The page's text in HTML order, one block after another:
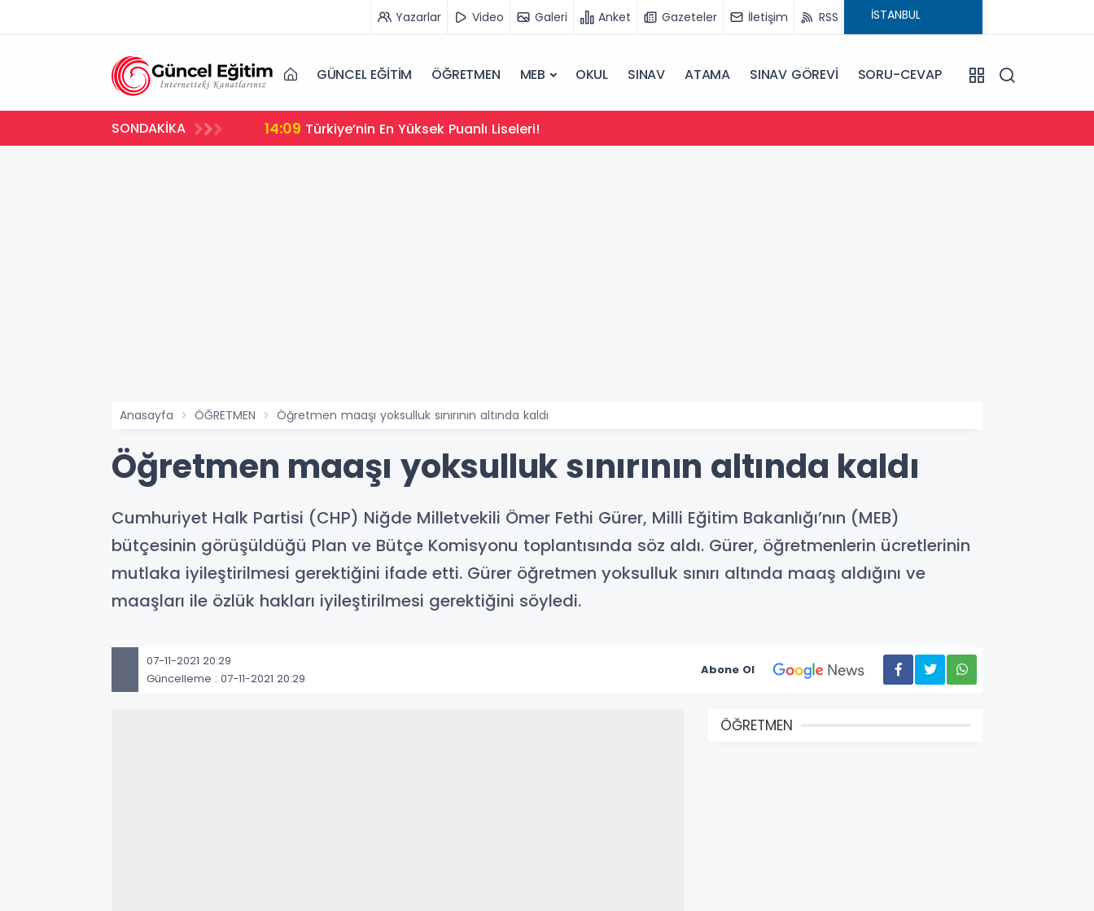
Yazarlar Video Galeri Anket Gazeteler İletişim RSS
GÜNCEL EĞİTİM ÖĞRETMEN MEB OKUL SINAV ATAMA SINAV GÖREVİ SORU-CEVAP
SONDAKİKA
Nakil Süreci Başladı 14:09 Türkiye’nin En Yüksek Puanlı Liseleri!
Anasayfa ÖĞRETMEN Öğretmen maaşı yoksulluk sınırının altında kaldı
Öğretmen maaşı yoksulluk sınırının altında kaldı
Cumhuriyet Halk Partisi (CHP) Niğde Milletvekili Ömer Fethi Gürer, Milli Eğitim Bakanlığı’nın (MEB)
bütçesinin görüşüldüğü Plan ve Bütçe Komisyonu toplantısında söz aldı. Gürer, öğretmenlerin ücretlerinin
mutlaka iyileştirilmesi gerektiğini ifade etti. Gürer öğretmen yoksulluk sınırı altında maaş aldığını ve
maaşları ile özlük hakları iyileştirilmesi gerektiğini söyledi.
07-11-2021 20:29
Güncelleme : 07-11-2021 20:29
Abone Ol
ÖĞRETMEN